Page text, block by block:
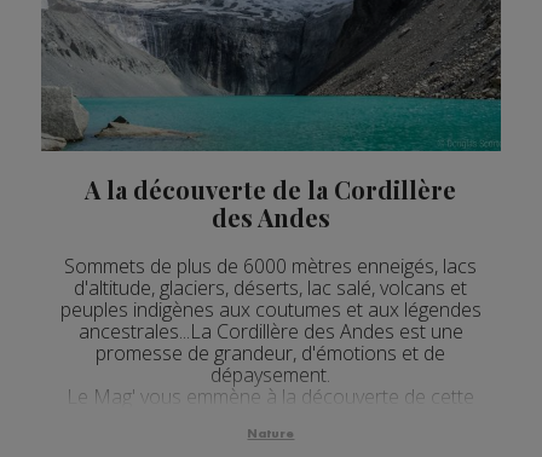
A la découverte de la Cordillère
des Andes
Sommets de plus de 6000 mètres enneigés, lacs
d'altitude, glaciers, déserts, lac salé, volcans et
peuples indigènes aux coutumes et aux légendes
ancestrales...La Cordillère des Andes est une
promesse de grandeur, d'émotions et de
dépaysement.
Le Mag' vous emmène à la découverte de cette
Nature